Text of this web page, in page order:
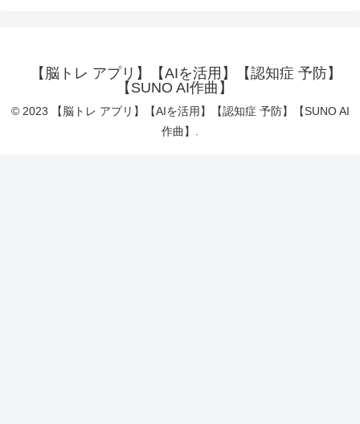
【脳トレ アプリ】【AIを活用】【認知症 予防】
【SUNO AI作曲】
© 2023 【脳トレ アプリ】【AIを活用】【認知症 予防】【SUNO AI
作曲】.